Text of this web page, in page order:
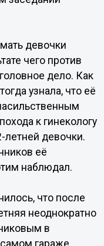
девочки
чего против
дело. Как
узнала, что её
к гинекологу
летней девочки.
её
наблюдал.
что после
неоднократно
в
гараже,